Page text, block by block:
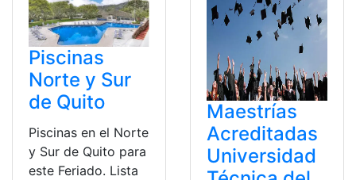
Piscinas
Norte y Sur
de Quito
Piscinas en el Norte
y Sur de Quito para
este Feriado. Lista
Maestrías
Acreditadas
Universidad